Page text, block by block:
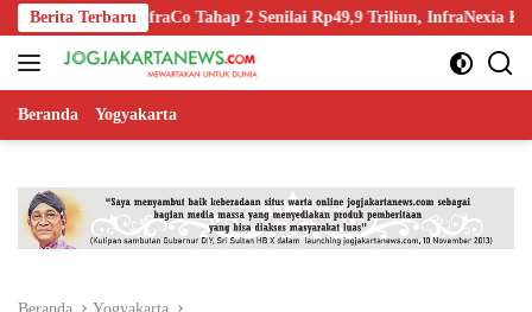
Langsung
ke
konten
Berita Terbaru
Off InfraCo Tahap 2 Senilai Rp49,9 Triliun, InfraNexia Kelola
Beranda Yogyakarta